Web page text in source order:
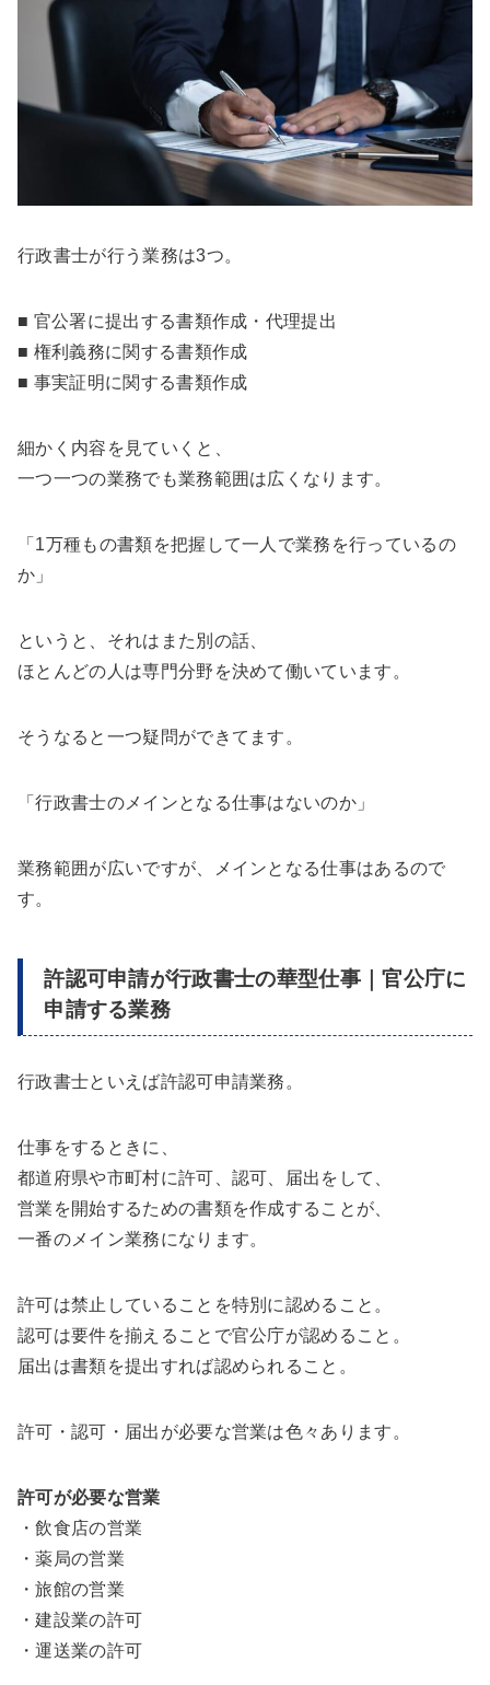
行政書士が行う業務は3つ。
■ 官公署に提出する書類作成・代理提出
■ 権利義務に関する書類作成
■ 事実証明に関する書類作成
細かく内容を見ていくと、
一つ一つの業務でも業務範囲は広くなります。
「1万種もの書類を把握して一人で業務を行っているの
か」
というと、それはまた別の話、
ほとんどの人は専門分野を決めて働いています。
そうなると一つ疑問ができてます。
「行政書士のメインとなる仕事はないのか」
業務範囲が広いですが、メインとなる仕事はあるので
す。
許認可申請が行政書士の華型仕事｜官公庁に
申請する業務
行政書士といえば許認可申請業務。
仕事をするときに、
都道府県や市町村に許可、認可、届出をして、
営業を開始するための書類を作成することが、
一番のメイン業務になります。
許可は禁止していることを特別に認めること。
認可は要件を揃えることで官公庁が認めること。
届出は書類を提出すれば認められること。
許可・認可・届出が必要な営業は色々あります。
許可が必要な営業
・飲食店の営業
・薬局の営業
・旅館の営業
・建設業の許可
・運送業の許可